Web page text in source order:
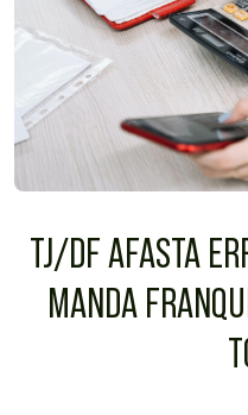
TJ/DF AFASTA
MANDA